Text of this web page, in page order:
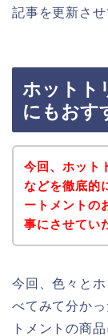
記事を更新さ
ホットト
にもおす
今回、ホット
などを徹底的
ートメントの
事にさせてい
今回、色々と
べてみて分か
トメントの商